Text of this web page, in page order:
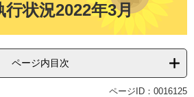
行状況2022年3月
ページ内目次
ページID：0016125